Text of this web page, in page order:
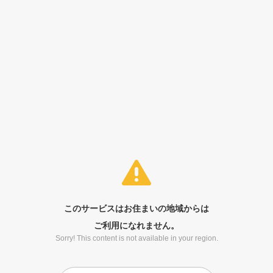
このサービスはお住まいの地域からは
ご利用になれません。
Sorry! This content is not available in your region.